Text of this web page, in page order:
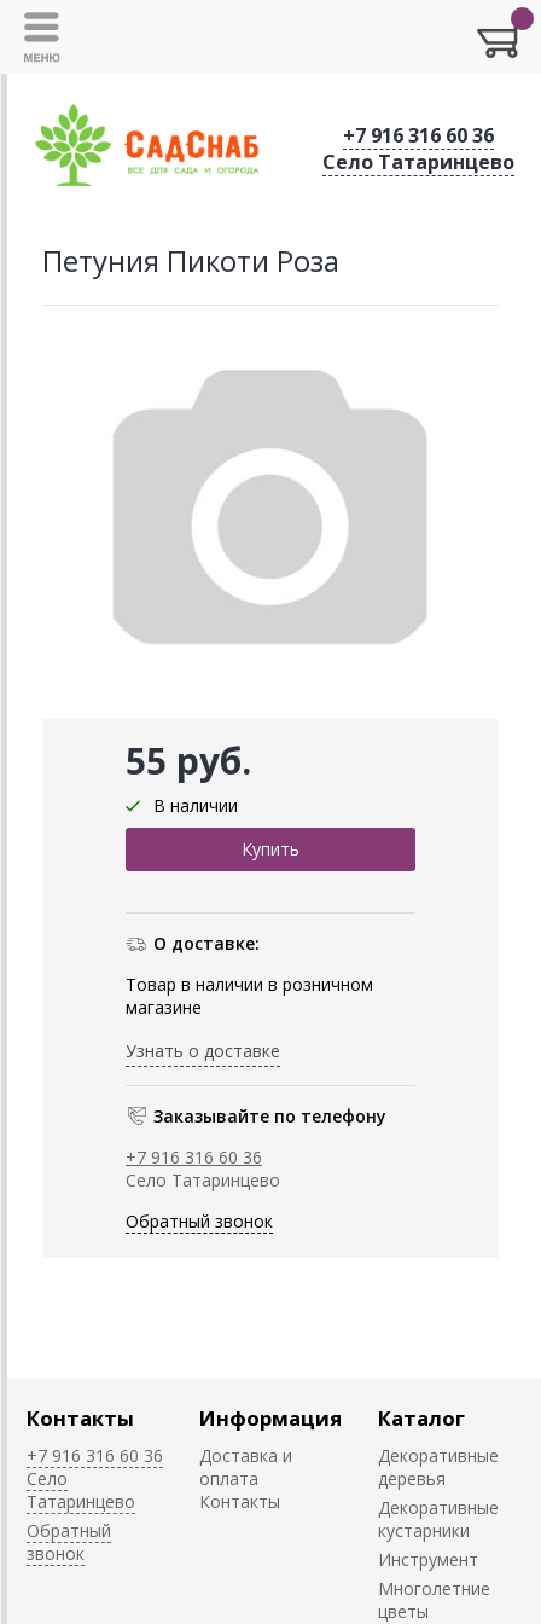
+7 916 316 60 36
Село Татаринцево
Петуния Пикоти Роза
55 руб.
В наличии
О доставке:
Товар в наличии в розничном
магазине
Узнать о доставке
Заказывайте по телефону
+7 916 316 60 36
Село Татаринцево
Обратный звонок
Контакты
+7 916 316 60 36
Село
Татаринцево
Обратный
звонок
Информация
Доставка и
оплата
Контакты
Каталог
Декоративные
деревья
Декоративные
кустарники
Инструмент
Многолетние
цветы